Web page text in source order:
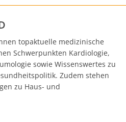
topaktuelle medizinische
Schwerpunkten Kardiologie,
sowie Wissenswertes zu
Zudem stehen
zu Haus- und